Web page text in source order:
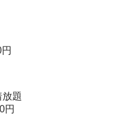
円
放題